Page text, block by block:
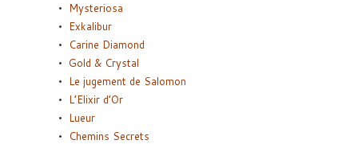
Mysteriosa
Exkalibur
Carine Diamond
Gold & Crystal
Le jugement de Salomon
L’Elixir d’Or
Lueur
Chemins Secrets